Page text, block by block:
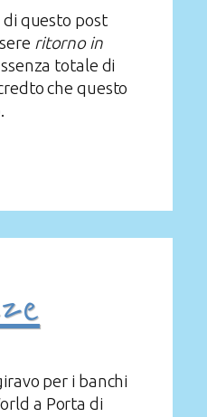
questo post
ritorno in
totale di
che questo
per i banchi
a Porta di